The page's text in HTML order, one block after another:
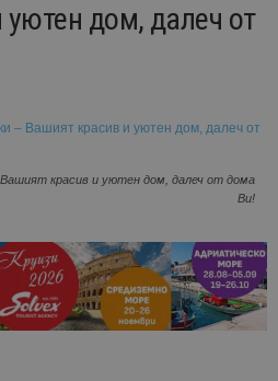
дом, далеч от
красив и уютен дом, далеч от дома
Ви!